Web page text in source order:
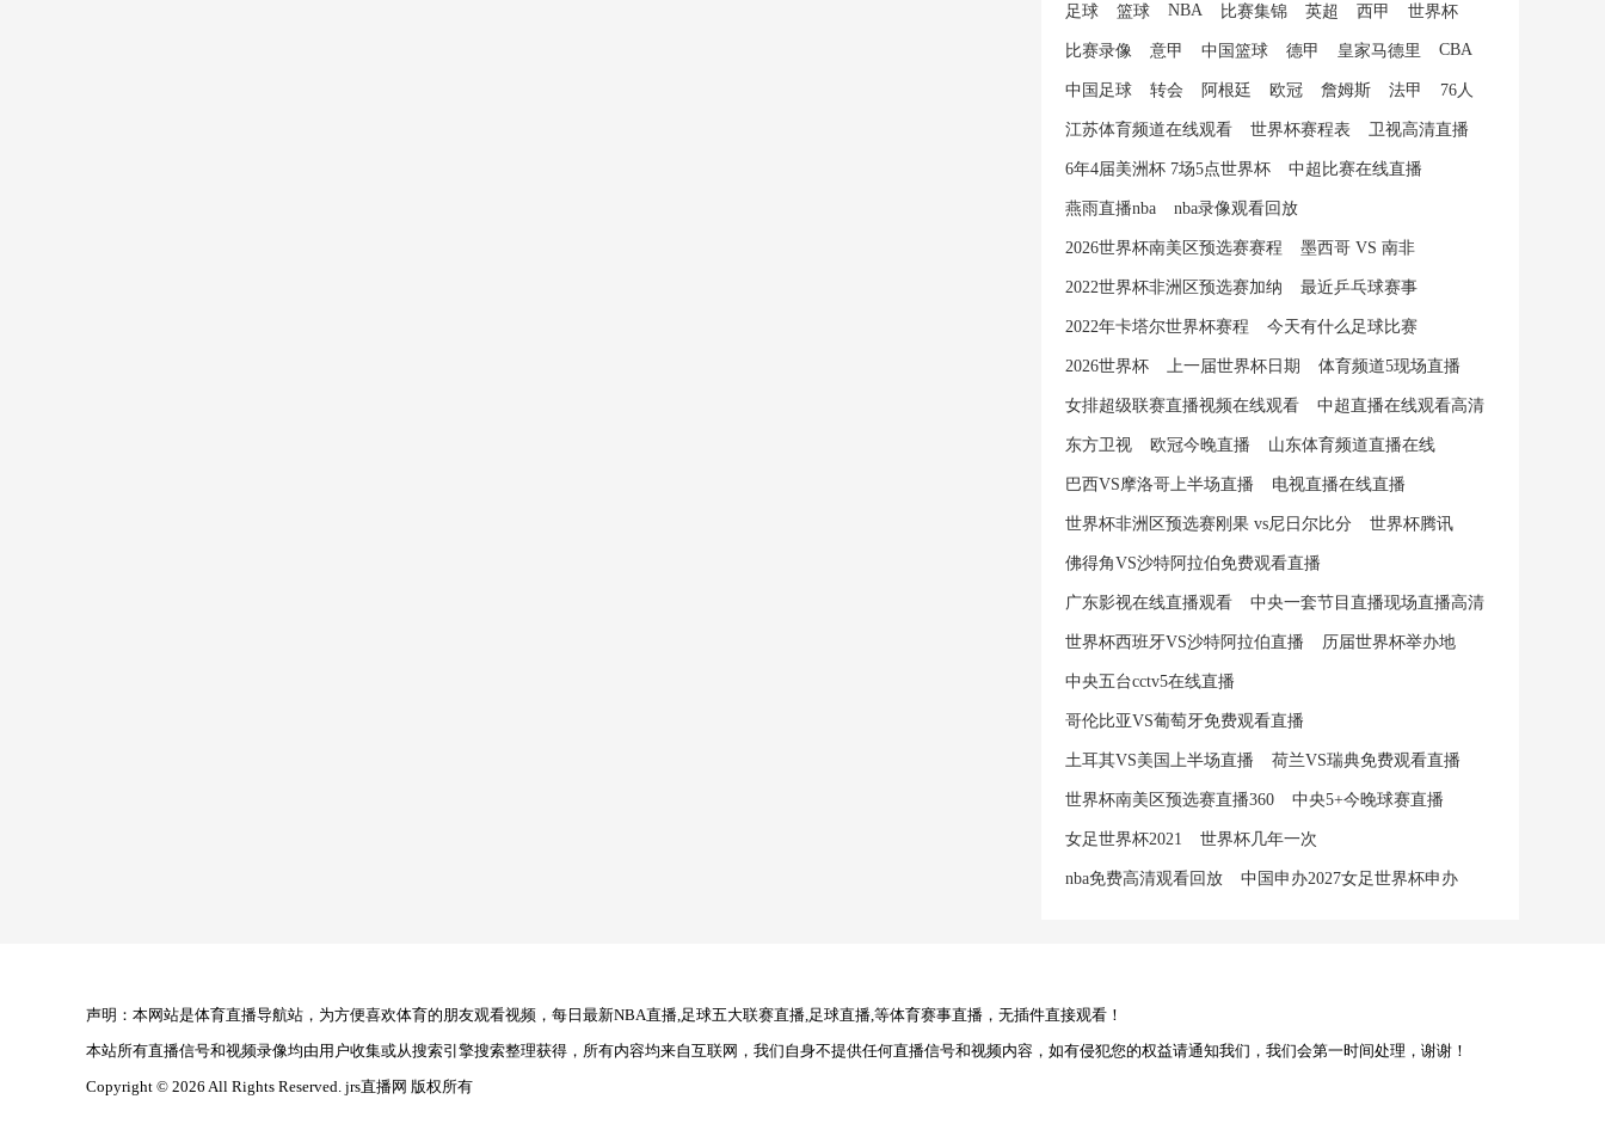
足球 篮球 NBA 比赛集锦 英超 西甲 世界杯
比赛录像 意甲 中国篮球 德甲 皇家马德里 CBA
中国足球 转会 阿根廷 欧冠 詹姆斯 法甲 76人
江苏体育频道在线观看 世界杯赛程表 卫视高清直播
6年4届美洲杯 7场5点世界杯 中超比赛在线直播
燕雨直播nba nba录像观看回放
2026世界杯南美区预选赛赛程 墨西哥 VS 南非
2022世界杯非洲区预选赛加纳 最近乒乓球赛事
2022年卡塔尔世界杯赛程 今天有什么足球比赛
2026世界杯 上一届世界杯日期 体育频道5现场直播
女排超级联赛直播视频在线观看 中超直播在线观看高清
东方卫视 欧冠今晚直播 山东体育频道直播在线
巴西VS摩洛哥上半场直播 电视直播在线直播
世界杯非洲区预选赛刚果 vs尼日尔比分 世界杯腾讯
佛得角VS沙特阿拉伯免费观看直播
广东影视在线直播观看 中央一套节目直播现场直播高清
世界杯西班牙VS沙特阿拉伯直播 历届世界杯举办地
中央五台cctv5在线直播
哥伦比亚VS葡萄牙免费观看直播
土耳其VS美国上半场直播 荷兰VS瑞典免费观看直播
世界杯南美区预选赛直播360 中央5+今晚球赛直播
女足世界杯2021 世界杯几年一次
nba免费高清观看回放 中国申办2027女足世界杯申办
声明：本网站是体育直播导航站，为方便喜欢体育的朋友观看视频，每日最新NBA直播,足球五大联赛直播,足球直播,等体育赛事直播，无插件直接观看！
本站所有直播信号和视频录像均由用户收集或从搜索引擎搜索整理获得，所有内容均来自互联网，我们自身不提供任何直播信号和视频内容，如有侵犯您的权益请通知我们，我们会第一时间处理，谢谢！
Copyright © 2026 All Rights Reserved. jrs直播网 版权所有